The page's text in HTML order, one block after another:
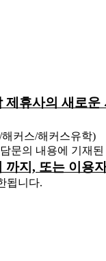
휴사의 새로
커스/해커스유학)
문의 내용에 기재
지, 또는 이용
됩니다.